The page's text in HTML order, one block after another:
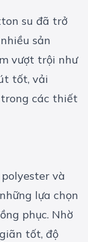
su đã trở
sản
vượt trội như
tốt, vải
các thiết
và
lựa chọn
phục. Nhờ
tốt, độ